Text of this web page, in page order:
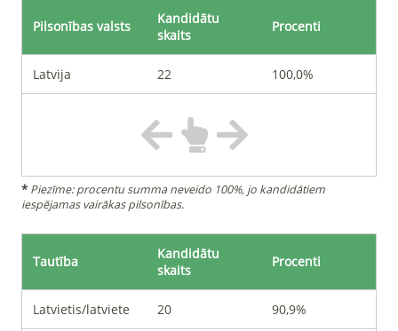
Pilsonības valsts
Kandidātu
skaits
Procenti
Latvija 22 100,0%
* Piezīme: procentu summa neveido 100%, jo kandidātiem
iespējamas vairākas pilsonības.
Tautība
Kandidātu
skaits
Procenti
Latvietis/latviete 20 90,9%